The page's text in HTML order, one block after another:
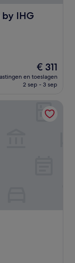
IHG
De
prijs
is
€ 311
en toeslagen
2 sep - 3 sep